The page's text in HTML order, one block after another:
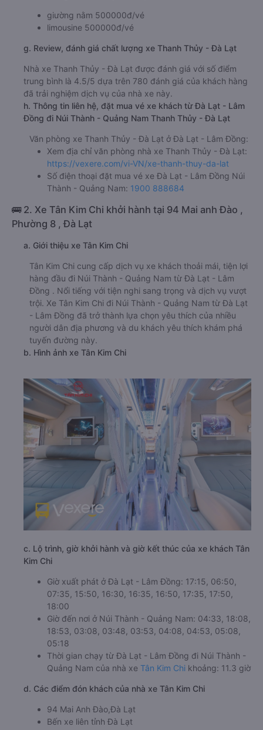
giường nằm 500000đ/vé
limousine 500000đ/vé
g. Review, đánh giá chất lượng xe Thanh Thủy - Đà Lạt
Nhà xe Thanh Thủy - Đà Lạt được đánh giá với số điểm
trung bình là 4.5/5 dựa trên 780 đánh giá của khách hàng
đã trải nghiệm dịch vụ của nhà xe này.
h. Thông tin liên hệ, đặt mua vé xe khách từ Đà Lạt - Lâm
Đồng đi Núi Thành - Quảng Nam Thanh Thủy - Đà Lạt
Văn phòng xe Thanh Thủy - Đà Lạt ở Đà Lạt - Lâm Đồng:
Xem địa chỉ văn phòng nhà xe Thanh Thủy - Đà Lạt:
https://vexere.com/vi-VN/xe-thanh-thuy-da-lat
Số điện thoại đặt mua vé xe Đà Lạt - Lâm Đồng Núi
Thành - Quảng Nam: 1900 888684
🚌 2. Xe Tân Kim Chi khởi hành tại 94 Mai anh Đào ,
Phường 8 , Đà Lạt
a. Giới thiệu xe Tân Kim Chi
Tân Kim Chi cung cấp dịch vụ xe khách thoải mái, tiện lợi
hàng đầu đi Núi Thành - Quảng Nam từ Đà Lạt - Lâm
Đồng . Nổi tiếng với tiện nghi sang trọng và dịch vụ vượt
trội. Xe Tân Kim Chi đi Núi Thành - Quảng Nam từ Đà Lạt
- Lâm Đồng đã trở thành lựa chọn yêu thích của nhiều
người dân địa phương và du khách yêu thích khám phá
tuyến đường này.
b. Hình ảnh xe Tân Kim Chi
c. Lộ trình, giờ khởi hành và giờ kết thúc của xe khách Tân
Kim Chi
Giờ xuất phát ở Đà Lạt - Lâm Đồng: 17:15, 06:50,
07:35, 15:50, 16:30, 16:35, 16:50, 17:35, 17:50,
18:00
Giờ đến nơi ở Núi Thành - Quảng Nam: 04:33, 18:08,
18:53, 03:08, 03:48, 03:53, 04:08, 04:53, 05:08,
05:18
Thời gian chạy từ Đà Lạt - Lâm Đồng đi Núi Thành -
Quảng Nam của nhà xe Tân Kim Chi khoảng: 11.3 giờ
d. Các điểm đón khách của nhà xe Tân Kim Chi
94 Mai Anh Đào,Đà Lạt
Bến xe liên tỉnh Đà Lạt